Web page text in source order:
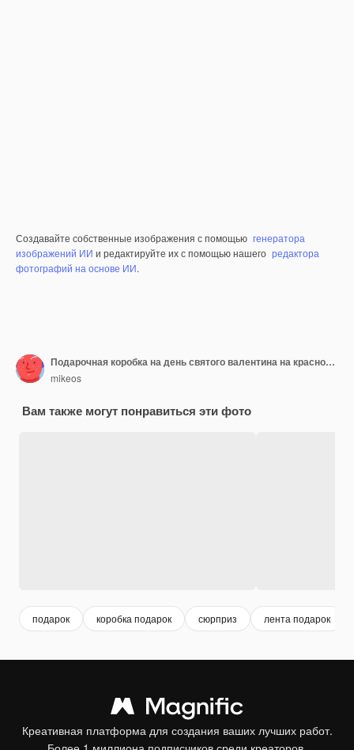
Создавайте собственные изображения с помощью генератора
изображений ИИ и редактируйте их с помощью нашего редактора
фотографий на основе ИИ.
Подарочная коробка на день святого валентина на красном фоне с бумажными сердечками
mikeos
Вам также могут понравиться эти фото
подарок коробка подарок сюрприз лента подарок
Креативная платформа для создания ваших лучших работ.